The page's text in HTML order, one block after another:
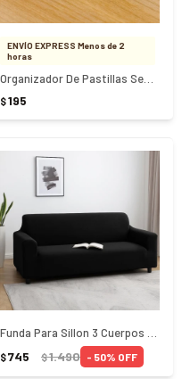
ENVÍO EXPRESS Menos de 2
horas
$195
$745 $1.490 50